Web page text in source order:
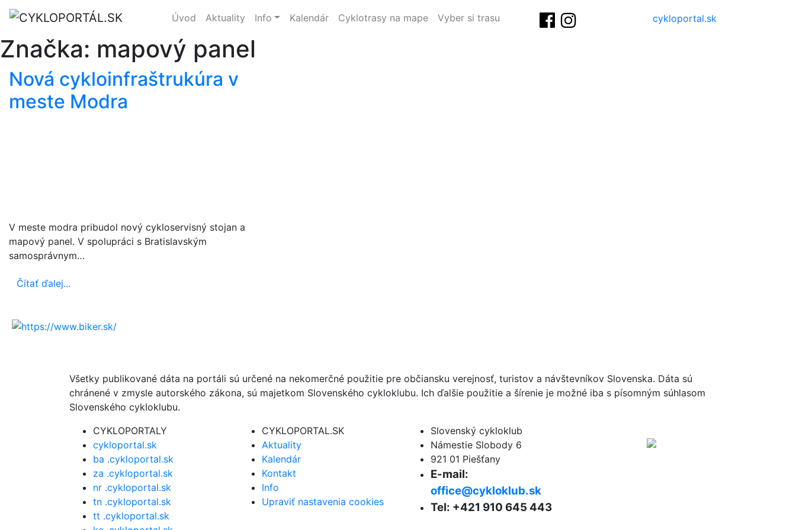
Úvod Aktuality Info Kalendár Cyklotrasy na mape Vyber si trasu cykloportal.sk
Značka: mapový panel
Nová cykloinfraštrukúra v
meste Modra
V meste modra pribudol nový cykloservisný stojan a
mapový panel. V spolupráci s Bratislavským
samosprávnym…
Čítať ďalej...
Všetky publikované dáta na portáli sú určené na nekomerčné použitie pre občiansku verejnosť, turistov a návštevníkov Slovenska. Dáta sú
chránené v zmysle autorského zákona, sú majetkom Slovenského cykloklubu. Ich ďalšie použitie a šírenie je možné iba s písomným súhlasom
Slovenského cykloklubu.
CYKLOPORTALY
cykloportal.sk
ba .cykloportal.sk
za .cykloportal.sk
nr .cykloportal.sk
tn .cykloportal.sk
tt .cykloportal.sk
CYKLOPORTAL.SK
Aktuality
Kalendár
Kontakt
Info
Upraviť nastavenia cookies
Slovenský cykloklub
Námestie Slobody 6
921 01 Piešťany
E-mail:
office@cykloklub.sk
Tel: +421 910 645 443